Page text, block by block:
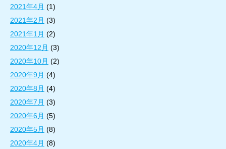
2021年4月 (1)
2021年2月 (3)
2021年1月 (2)
2020年12月 (3)
2020年10月 (2)
2020年9月 (4)
2020年8月 (4)
2020年7月 (3)
2020年6月 (5)
2020年5月 (8)
2020年4月 (8)